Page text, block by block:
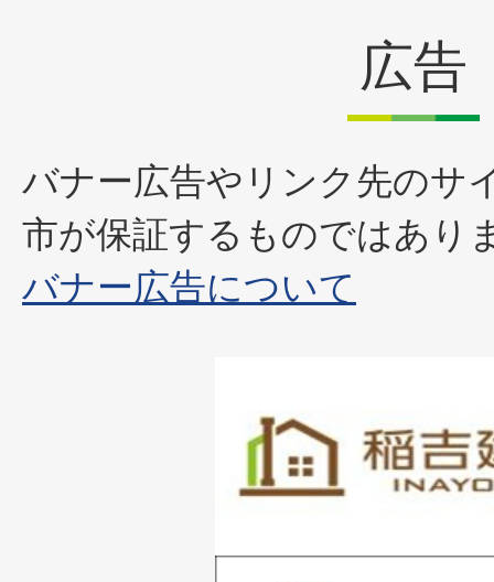
広告
バナー広告やリンク先のサ
市が保証するものではあり
バナー広告について
枚
目